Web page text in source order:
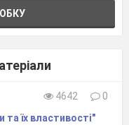
4642
0
їх властивості"